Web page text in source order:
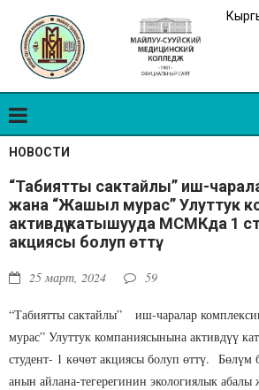
НОВОСТИ
“Табиятты сактайлы” иш-
жана “Жашыл мурас” Улуттук
активдүү катышууда МСМКда 1
акциясы болуп өттү.
25 март, 2024 59
“Табиятты сактайлы” иш-чаралар
мурас” Улуттук компаниясынына активдүү
студент- 1 көчөт акциясы болуп өттү.
анын айлана-тегерегинин экологиялык